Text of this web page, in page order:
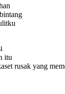
itu
rusak yang